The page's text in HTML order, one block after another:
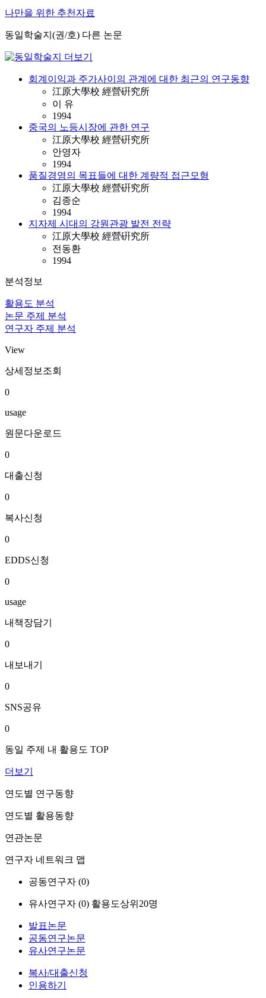
나만을 위한 추천자료
동일학술지(권/호) 다른 논문
회계이익과 주가사이의 관계에 대한 최근의 연구동향
江原大學校 經營硏究所
이 유
1994
중국의 노등시장에 관한 연구
江原大學校 經營硏究所
안영자
1994
품질경영의 목표들에 대한 계량적 접근모형
江原大學校 經營硏究所
김종순
1994
지자제 시대의 강원관광 발전 전략
江原大學校 經營硏究所
전동환
1994
분석정보
활용도 분석
논문 주제 분석
연구자 주제 분석
View
상세정보조회
0
usage
원문다운로드
0
대출신청
0
복사신청
0
EDDS신청
0
usage
내책장담기
0
내보내기
0
SNS공유
0
동일 주제 내 활용도 TOP
더보기
연도별 연구동향
연도별 활용동향
연관논문
연구자 네트워크 맵
공동연구자 (0)
유사연구자 (0) 활용도상위20명
발표논문
공동연구논문
유사연구논문
복사/대출신청
인용하기